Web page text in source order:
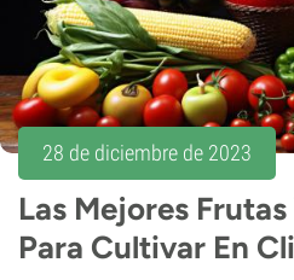
28 de diciembre de 2023
Las Mejores
Para Cultivar En